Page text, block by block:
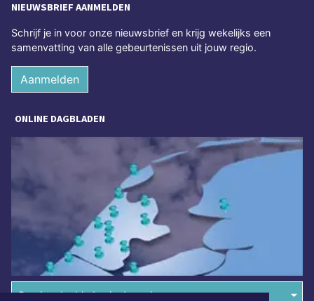
NIEUWSBRIEF AANMELDEN
Schrijf je in voor onze nieuwsbrief en krijg wekelijks een
samenvatting van alle gebeurtenissen uit jouw regio.
Aanmelden
ONLINE DAGBLADEN
Overige dagbladen in de regio